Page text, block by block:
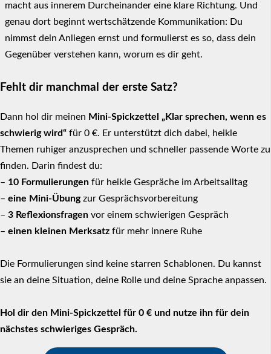
macht aus innerem Durcheinander eine klare Richtung. Und
genau dort beginnt wertschätzende Kommunikation: Du
nimmst dein Anliegen ernst und formulierst es so, dass dein
Gegenüber verstehen kann, worum es dir geht.
Fehlt dir manchmal der erste Satz?
Dann hol dir meinen Mini-Spickzettel „Klar sprechen, wenn es
schwierig wird“ für 0 €. Er unterstützt dich dabei, heikle
Themen ruhiger anzusprechen und schneller passende Worte zu
finden. Darin findest du:
– 10 Formulierungen für heikle Gespräche im Arbeitsalltag
– eine Mini-Übungzur Gesprächsvorbereitung
– 3 Reflexionsfragen vor einem schwierigen Gespräch
– einen kleinen Merksatz für mehr innere Ruhe
Die Formulierungen sind keine starren Schablonen. Du kannst
sie an deine Situation, deine Rolle und deine Sprache anpassen.
Hol dir den Mini-Spickzettel für 0 € und nutze ihn für dein
nächstes schwieriges Gespräch.